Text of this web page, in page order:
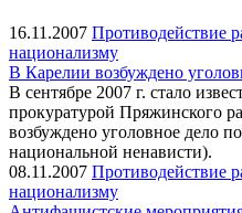
16.11.2007 Противодействие
национализму
В Карелии возбуждено
В сентябре 2007 г. стало
прокуратурой Пряжинского
возбуждено уголовное дело
национальной ненависти).
08.11.2007 Противодействие
национализму